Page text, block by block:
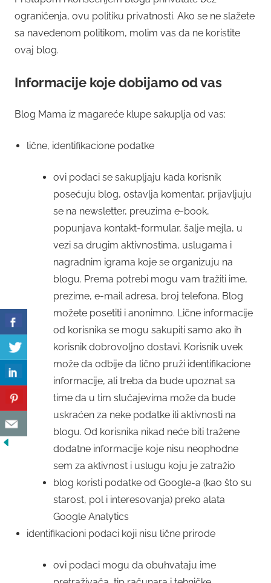
ograničenja, ovu politiku privatnosti. Ako se ne slažete
sa navedenom politikom, molim vas da ne koristite
ovaj blog.
Informacije koje dobijamo od vas
Blog Mama iz magareće klupe sakuplja od vas:
lične, identifikacione podatke
ovi podaci se sakupljaju kada korisnik
posećuju blog, ostavlja komentar, prijavljuju
se na newsletter, preuzima e-book,
popunjava kontakt-formular, šalje mejla, u
vezi sa drugim aktivnostima, uslugama i
nagradnim igrama koje se organizuju na
blogu. Prema potrebi mogu vam tražiti ime,
prezime, e-mail adresa, broj telefona. Blog
možete posetiti i anonimno. Lične informacije
od korisnika se mogu sakupiti samo ako ih
korisnik dobrovoljno dostavi. Korisnik uvek
može da odbije da lično pruži identifikacione
informacije, ali treba da bude upoznat sa
time da u tim slučajevima može da bude
uskraćen za neke podatke ili aktivnosti na
blogu. Od korisnika nikad neće biti tražene
dodatne informacije koje nisu neophodne
sem za aktivnost i uslugu koju je zatražio
blog koristi podatke od Google-a (kao što su
starost, pol i interesovanja) preko alata
Google Analytics
identifikacioni podaci koji nisu lične prirode
ovi podaci mogu da obuhvataju ime